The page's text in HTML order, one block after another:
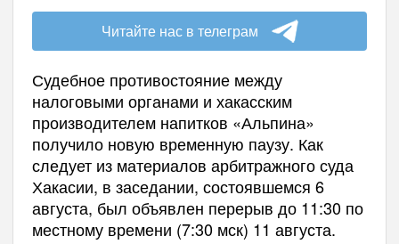
Читайте нас в телеграм
Судебное противостояние между
налоговыми органами и хакасским
производителем напитков «Альпина»
получило новую временную паузу. Как
следует из материалов арбитражного суда
Хакасии, в заседании, состоявшемся 6
августа, был объявлен перерыв до 11:30 по
местному времени (7:30 мск) 11 августа.